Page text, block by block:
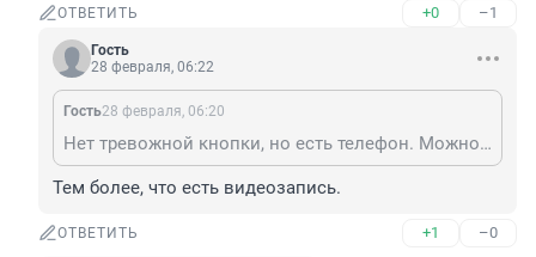
ОТВЕТИТЬ +0 –1
Гость
28 февраля, 06:22
Гость28 февраля, 06:20
Нет тревожной кнопки, но есть телефон. Можно позвонить в полицию. Никакого похищения не припишут. Есть понятие гражданский арест лица, задержанного во время противоправных действий. Почитай законы, юрист доморощенный.
Тем более, что есть видеозапись.
ОТВЕТИТЬ +1 –0